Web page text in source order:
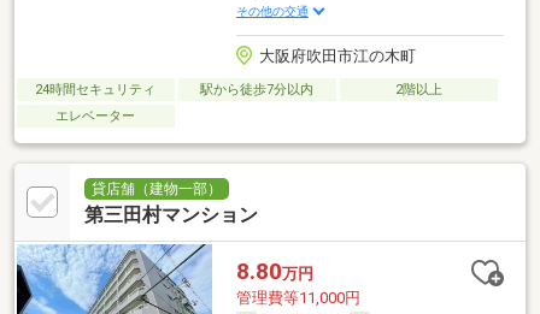
その他の交通
大阪府吹田市江の木町
24時間セキュリティ 駅から徒歩7分以内
2階以上
エレベーター
貸店舗（建物一部）
第三田村マンション
8.80万円
管理費等11,000円